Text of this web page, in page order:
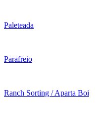
Paleteada
Parafreio
Ranch Sorting / Aparta Boi